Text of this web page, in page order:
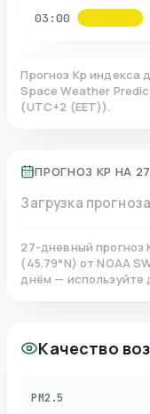
03:00
Прогноз Kp индекса
Space Weather
(UTC+2 (EET)).
ПРОГНОЗ KP НА
Загрузка
27-дневный прогноз
(45.79°N)от NOAA
днём — используйте
Качество
PM2.5